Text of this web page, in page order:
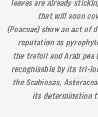
leaves are already
that will soon
(Poaceae) show an act
reputation as
the trefoil and Arab pea
recognisable by its tri-
the Scabiosas,
its determination